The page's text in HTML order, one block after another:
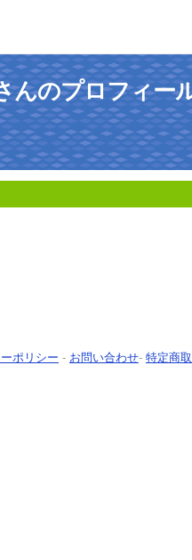
んのプロフィー
ポリシー - お問い合わせ- 特定商